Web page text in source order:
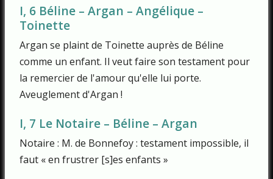
I, 6 Béline – Argan – Angélique –
Toinette
Argan se plaint de Toinette auprès de Béline
comme un enfant. Il veut faire son testament pour
la remercier de l'amour qu'elle lui porte.
Aveuglement d'Argan !
I, 7 Le Notaire – Béline – Argan
Notaire : M. de Bonnefoy : testament impossible, il
faut « en frustrer [s]es enfants »